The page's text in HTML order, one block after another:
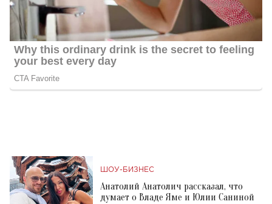
ШОУ-БИЗНЕС
Анатолий Анатолич рассказал, что
думает о Владе Яме и Юлии Саниной